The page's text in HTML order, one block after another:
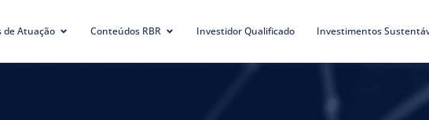
de Atuação Conteúdos RBR Investidor Qualificado Investimentos